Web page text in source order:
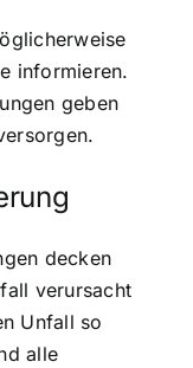
informieren.
geben
decken
verursacht
Unfall so
alle